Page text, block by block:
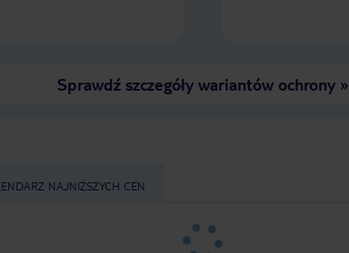
Sprawdź szczegóły wariantów ochrony»
NAJNIŻSZYCH CEN